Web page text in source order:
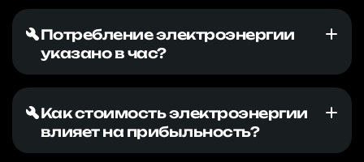
Потребление электроэнергии
указано в час?
Как стоимость электроэнергии
влияет на прибыльность?